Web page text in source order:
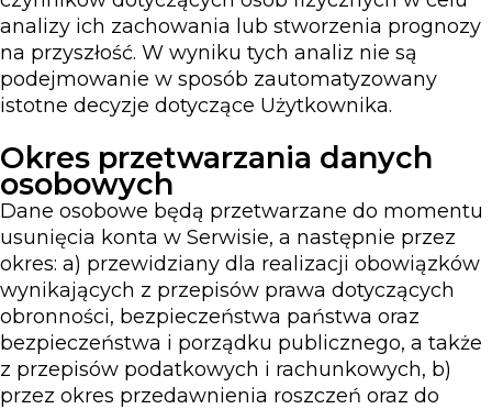
analizy ich zachowania lub stworzenia prognozy
na przyszłość. W wyniku tych analiz nie są
podejmowanie w sposób zautomatyzowany
istotne decyzje dotyczące Użytkownika.
Okres przetwarzania danych
osobowych
Dane osobowe będą przetwarzane do momentu
usunięcia konta w Serwisie, a następnie przez
okres: a) przewidziany dla realizacji obowiązków
wynikających z przepisów prawa dotyczących
obronności, bezpieczeństwa państwa oraz
bezpieczeństwa i porządku publicznego, a także
z przepisów podatkowych i rachunkowych, b)
przez okres przedawnienia roszczeń oraz do